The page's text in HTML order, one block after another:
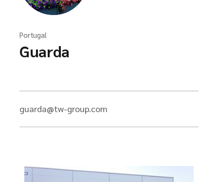
Portugal
Guarda
guarda@tw-group.com